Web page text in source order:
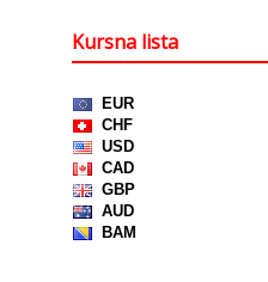
Kursna lista